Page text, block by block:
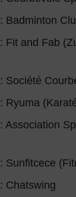
: Badminton
: Fit and Fab
: Société
: Ryuma
: Association
: Sunfitcece
: Chatswing